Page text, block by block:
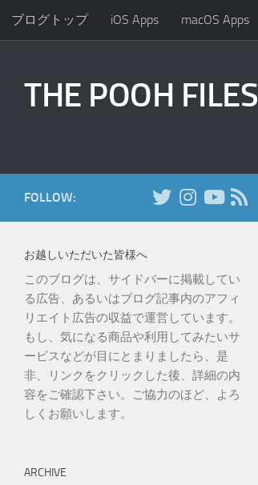
コンテンツへスキップ
ブログトップ iOS Apps macOS Apps
THE POOH FILES
FOLLOW:
お越しいただいた皆様へ
このブログは、サイドバーに掲載してい
る広告、あるいはブログ記事内のアフィ
リエイト広告の収益で運営しています。
もし、気になる商品や利用してみたいサ
ービスなどが目にとまりましたら、是
非、リンクをクリックした後、詳細の内
容をご確認下さい。ご協力のほど、よろ
しくお願いします。
ARCHIVE